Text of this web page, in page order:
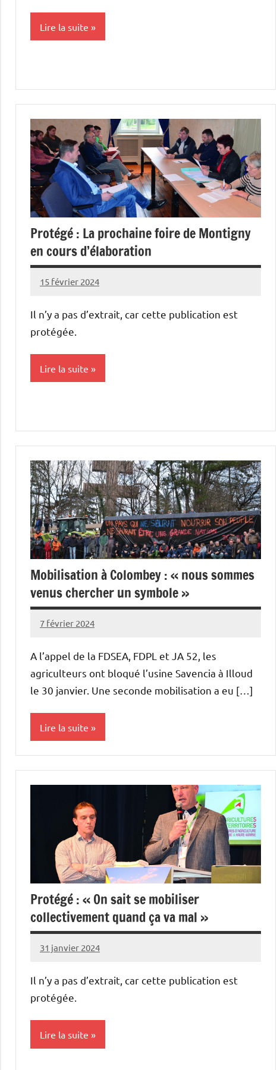
Lire la suite
Elevages
Protégé : La prochaine foire de Montigny
en cours d’élaboration
15 février 2024
L'Avenir
et
Rural
Il n’y a pas d’extrait, car cette publication est
protégée.
Lire la suite
Initiatives
professionnelle
Mobilisation à Colombey : « nous sommes
venus chercher un symbole »
7 février 2024
L'Avenir
et
Rural
A l’appel de la FDSEA, FDPL et JA 52, les
agriculteurs ont bloqué l’usine Savencia à Illoud
le 30 janvier. Une seconde mobilisation a eu […]
Lire la suite
professionnelle
Protégé : « On sait se mobiliser
collectivement quand ça va mal »
31 janvier 2024
L'Avenir
et
Rural
Il n’y a pas d’extrait, car cette publication est
protégée.
Lire la suite